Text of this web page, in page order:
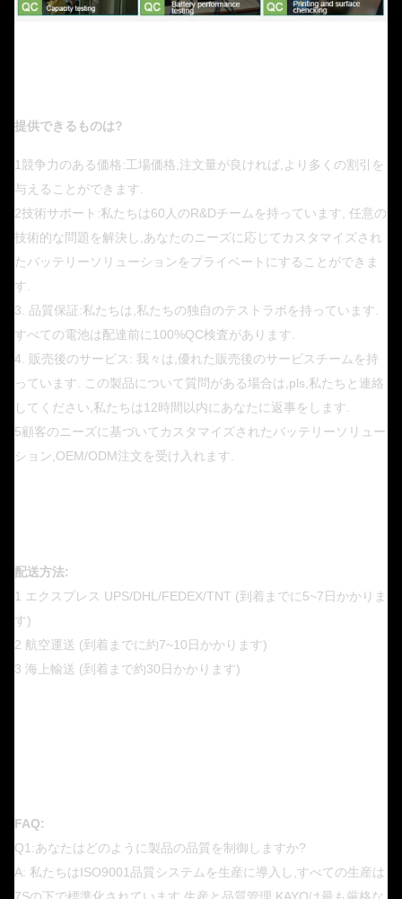
提供できるものは?
1競争力のある価格:工場価格,注文量が良ければ,より多くの割引を
与えることができます.
2技術サポート:私たちは60人のR&Dチームを持っています, 任意の
技術的な問題を解決し,あなたのニーズに応じてカスタマイズされ
たバッテリーソリューションをプライベートにすることができま
す.
3. 品質保証:私たちは,私たちの独自のテストラボを持っています.
すべての電池は配達前に100%QC検査があります.
4. 販売後のサービス: 我々は,優れた販売後のサービスチームを持
っています. この製品について質問がある場合は,pls,私たちと連絡
してください,私たちは12時間以内にあなたに返事をします.
5顧客のニーズに基づいてカスタマイズされたバッテリーソリュー
ション,OEM/ODM注文を受け入れます.
配送方法:
1 エクスプレス UPS/DHL/FEDEX/TNT (到着までに5~7日かかりま
す)
2 航空運送 (到着までに約7~10日かかります)
3 海上輸送 (到着まで約30日かかります)
FAQ:
Q1:あなたはどのように製品の品質を制御しますか?
A: 私たちはISO9001品質システムを生産に導入し,すべての生産は